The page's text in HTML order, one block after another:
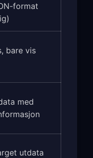
format
bare vis
med
utdata